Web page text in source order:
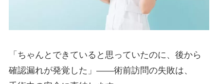
「ちゃんとできていると思っていたのに、後から
確認漏れが発覚した」——術前訪問の失敗は、